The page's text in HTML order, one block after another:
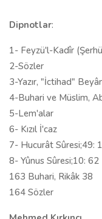
Dipnotlar:
1- Feyzü'l-Kadîr
2-Sözler
3-Yazır, "İctihad"
4-Buhari ve Müslim,
5-Lem'alar
6- Kızıl İ'caz
7- Hucurât Sûresi;49:
8- Yûnus Sûresi;10: 62
163 Buhari, Rikâk 38
164 Sözler